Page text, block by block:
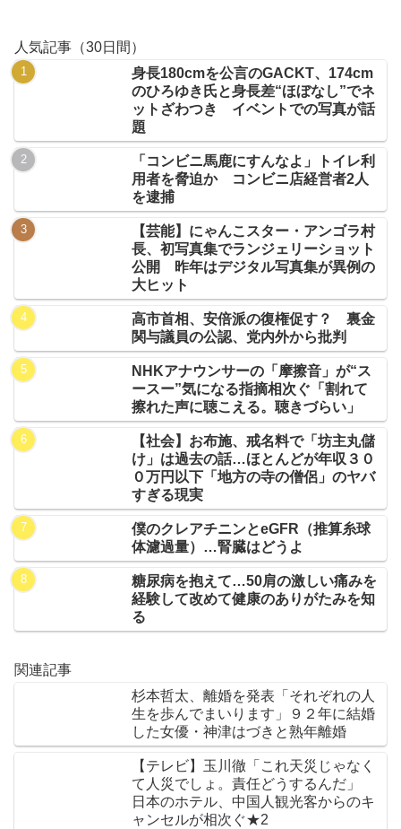
人気記事（30日間）
身長180cmを公言のGACKT、174cm
のひろゆき氏と身長差“ほぼなし”でネ
ットざわつき イベントでの写真が話
題
「コンビニ馬鹿にすんなよ」トイレ利
用者を脅迫か コンビニ店経営者2人
を逮捕
【芸能】にゃんこスター・アンゴラ村
長、初写真集でランジェリーショット
公開 昨年はデジタル写真集が異例の
大ヒット
高市首相、安倍派の復権促す？ 裏金
関与議員の公認、党内外から批判
NHKアナウンサーの「摩擦音」が“ス
ースー”気になる指摘相次ぐ「割れて
擦れた声に聴こえる。聴きづらい」
【社会】お布施、戒名料で「坊主丸儲
け」は過去の話…ほとんどが年収３０
０万円以下「地方の寺の僧侶」のヤバ
すぎる現実
僕のクレアチニンとeGFR（推算糸球
体濾過量）…腎臓はどうよ
糖尿病を抱えて…50肩の激しい痛みを
経験して改めて健康のありがたみを知
る
関連記事
杉本哲太、離婚を発表「それぞれの人
生を歩んでまいります」９２年に結婚
した女優・神津はづきと熟年離婚
【テレビ】玉川徹「これ天災じゃなく
て人災でしょ。責任どうするんだ」
日本のホテル、中国人観光客からのキ
ャンセルが相次ぐ★2